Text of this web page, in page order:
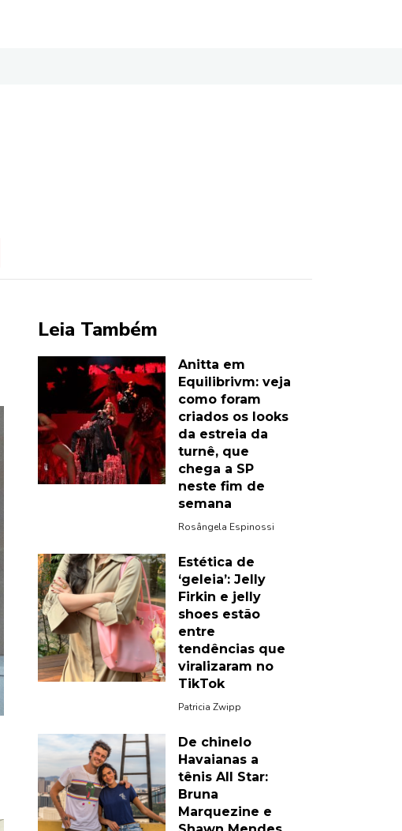
Leia Também
Anitta em
Equilibrivm: veja
como foram
criados os looks
da estreia da
turnê, que
chega a SP
neste fim de
semana
Rosângela Espinossi
Estética de
‘geleia’: Jelly
Firkin e jelly
shoes estão
entre
tendências que
viralizaram no
TikTok
Patricia Zwipp
De chinelo
Havaianas a
tênis All Star:
Bruna
Marquezine e